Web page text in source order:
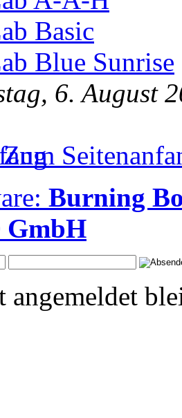
Basic
Blue Sunrise
6. August
Zum
Burning
angemeldet